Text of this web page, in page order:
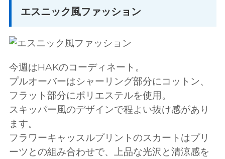
エスニック風ファッション
今週はHAKのコーディネート。
プルオーバーはシャーリング部分にコットン、
フラット部分にポリエステルを使用。
スキッパー風のデザインで程よい抜け感があり
ます。
フラワーキャッスルプリントのスカートはプリ
ーツとの組み合わせで、上品な光沢と清涼感を